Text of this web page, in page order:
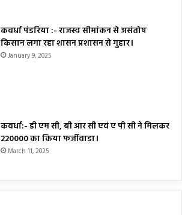
कवर्धा पंडरिया :- राजस्व सीमांकन से असंतोष
किसान लगा रहा शासन प्रशासन से गुहार।
January 9, 2025
कवर्धा:- डी एम सी, बी आर सी एवं ए पी सी ने मिलकर
₹220000 का किया फर्जीवाड़ा।
March 11, 2025